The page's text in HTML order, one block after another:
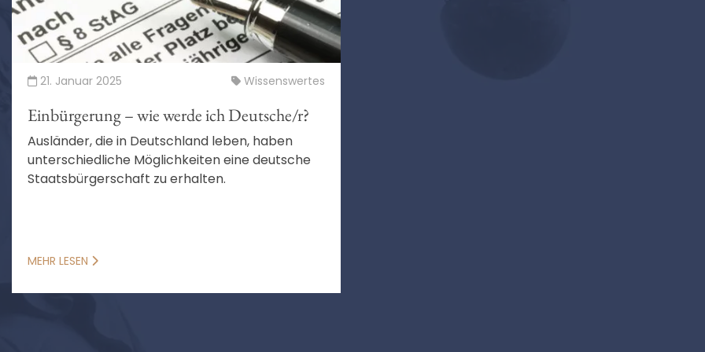
21. Januar 2025 Wissenswertes
Einbürgerung – wie werde ich Deutsche/r?
Ausländer, die in Deutschland leben, haben
unterschiedliche Möglichkeiten eine deutsche
Staatsbürgerschaft zu erhalten.
MEHR LESEN